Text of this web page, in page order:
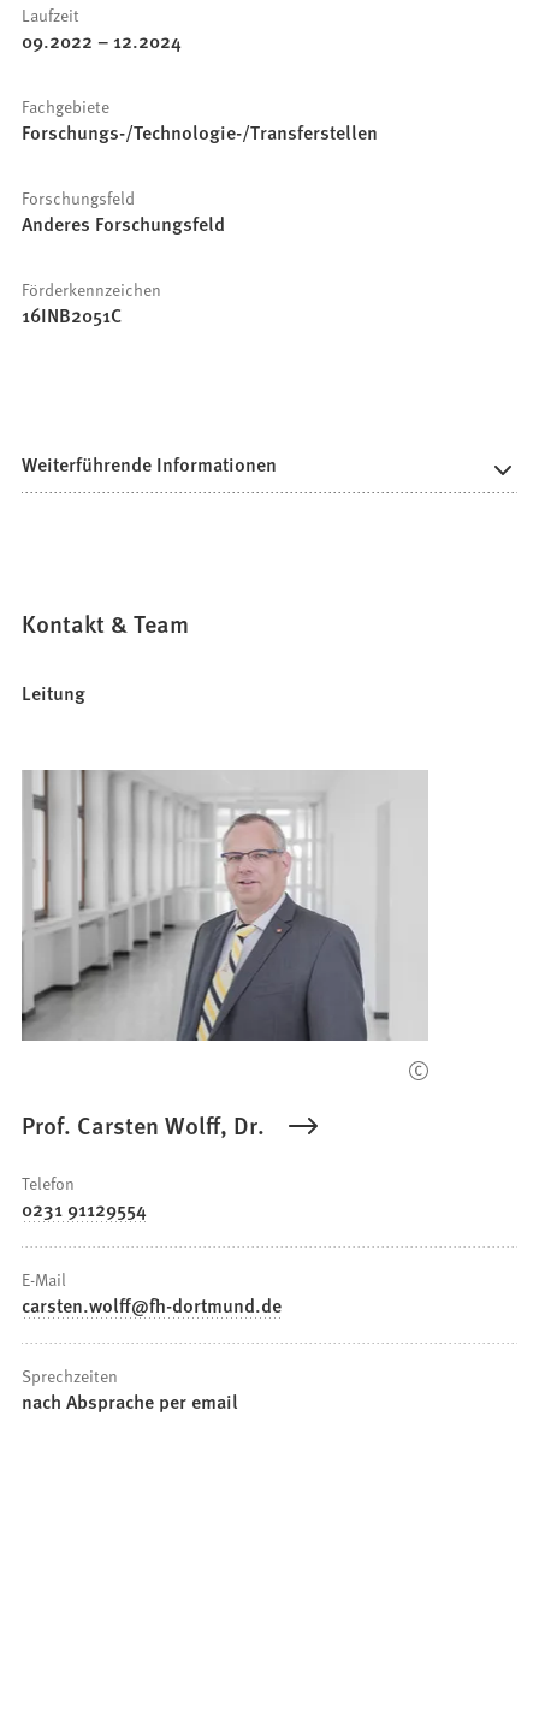
Laufzeit
09.2022 – 12.2024
Fachgebiete
Forschungs-/Technologie-/Transferstellen
Forschungsfeld
Anderes Forschungsfeld
Förderkennzeichen
16INB2051C
Weiterführende Informationen
Kontakt & Team
Leitung
Prof. Carsten Wolff, Dr.
Telefon
0231 91129554
E-Mail
carsten.wolff fh-dortmund de
Sprechzeiten
nach Absprache per email